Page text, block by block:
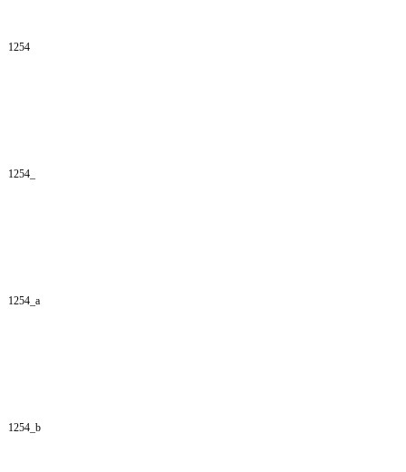
1254
1254_
1254_a
1254_b